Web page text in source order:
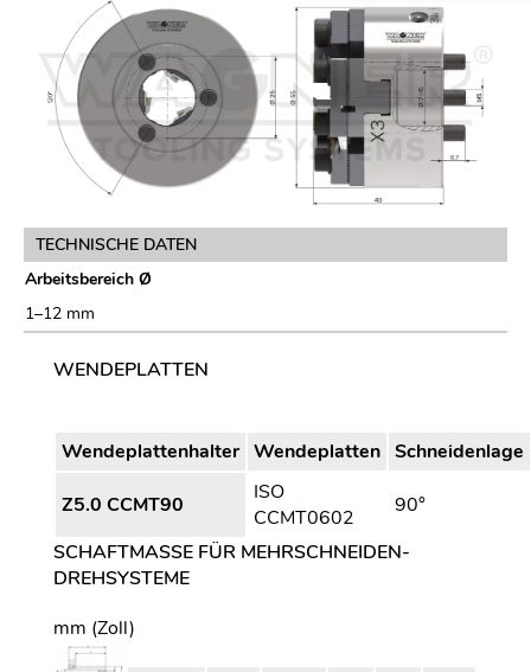
TECHNISCHE DATEN
Arbeitsbereich Ø
1–12 mm
WENDEPLATTEN
Wendeplattenhalter Wendeplatten Schneidenlage
Z5.0 CCMT90
ISO
CCMT0602
90°
SCHAFTMASSE FÜR MEHRSCHNEIDEN-D
REHSYSTEME
mm (Zoll)